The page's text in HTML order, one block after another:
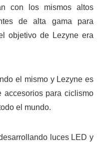
con los mismos altos
de alta gama para
objetivo de Lezyne era
el mismo y Lezyne es
para ciclismo
el mundo.
luces LED y